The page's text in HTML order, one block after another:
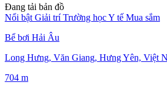
Đang tải bản đồ
Nổi bật Giải trí Trường họcY tế Mua sắm
Bể bơi Hải Âu
Long Hưng, Văn Giang, Hưng Yên, Việt
704 m